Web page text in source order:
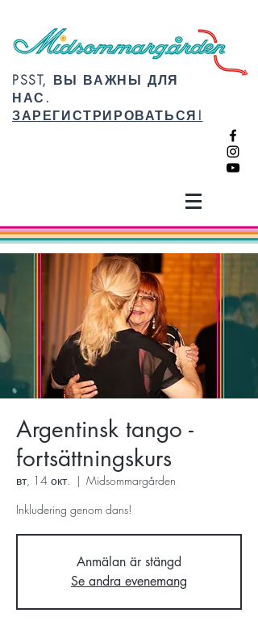
PSST, ВЫ ВАЖНЫ ДЛЯ
НАС.
ЗАРЕГИСТРИРОВАТЬСЯ!
Argentinsk tango -
fortsättningskurs
вт, 14 окт.
  |
Midsommargården
Inkludering genom dans!
Anmälan är stängd
Se andra evenemang